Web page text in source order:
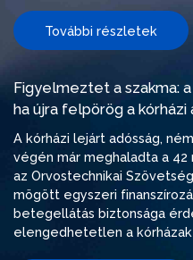
További részletek
Figyelmeztet a szakma:
ha újra felpörög a kórházi
A kórházi lejárt adósság,
végén már meghaladta a 42
az Orvostechnikai
mögött egyszeri
betegellátás biztonsága
elengedhetetlen a kórházak